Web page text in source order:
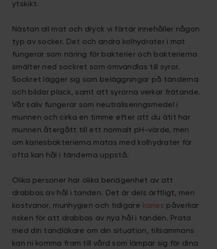
ytskikt.
Nästan all mat och dryck vi förtär innehåller någon
typ av socker. Det och andra kolhydrater i mat
fungerar som näring för bakterier och bakterierna
smälter ned sockret som omvandlas till syror.
Sockret lägger sig som beläggningar på tänderna
och bildar plack, samt att syrorna verkar frätande.
Vår saliv fungerar som neutraliseringsmedel i
munnen och cirka en timme efter att du ätit har
munnen återgått till ett normalt pH-värde, men
om kariesbakterierna matas med kolhydrater för
ofta kan hål i tänderna uppstå.
Olika personer har olika benägenhet av att
drabbas av hål i tanden. Det är dels ärftligt, men
kostvanor, munhygien och tidigare karies påverkar
risken för att drabbas av nya hål i tanden. Prata
med din tandläkare om din situation, tillsammans
kan ni komma fram till vård som lämpar sig för dina